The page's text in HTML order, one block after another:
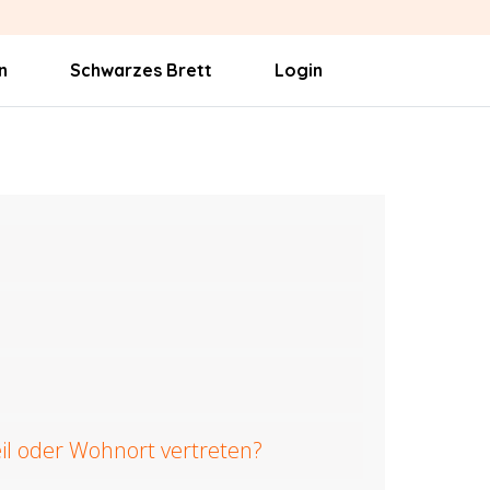
Schwarzes Brett Login
oder Wohnort vertreten?